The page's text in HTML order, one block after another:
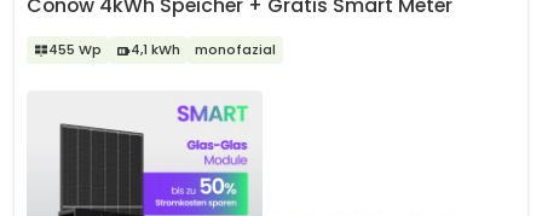
Conow 4kWh Speicher + Gratis Smart Meter
455 Wp 4,1 kWh monofazial